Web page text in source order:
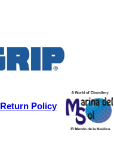
Return Policy